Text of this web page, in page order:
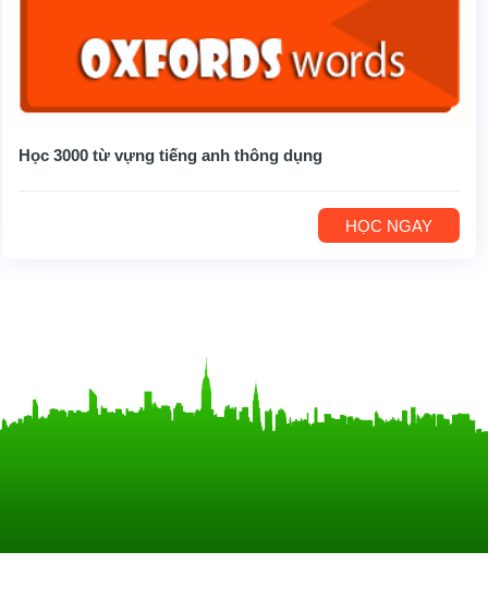
Học 3000 từ vựng tiếng anh thông dụng
HỌC NGAY